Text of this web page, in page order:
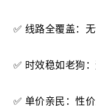
✅ 线路全覆盖 ：
✅ 时效稳如老狗
✅ 单价亲民 ：性